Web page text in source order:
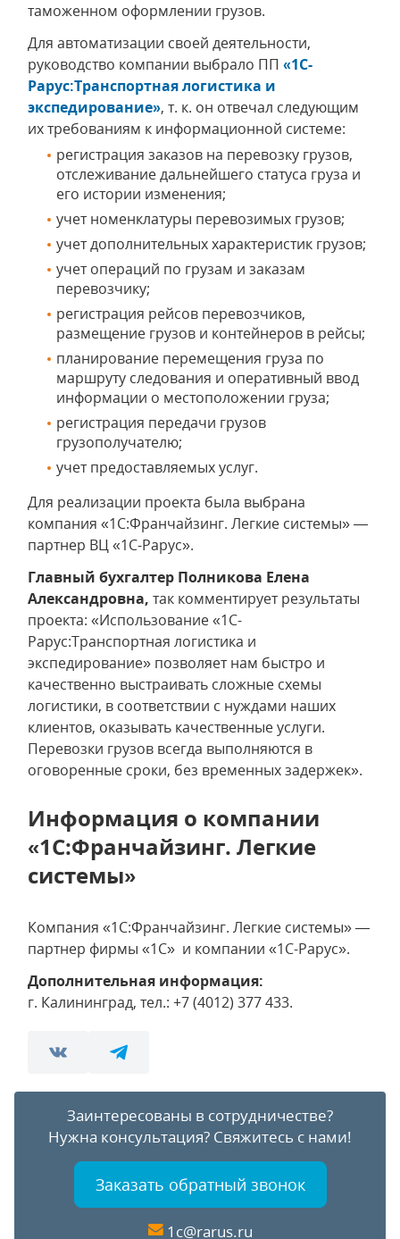
таможенном оформлении грузов.
Для автоматизации своей деятельности,
руководство компании выбрало ПП «1C-
Рарус:Транспортная логистика и
экспедирование», т. к. он отвечал следующим
их требованиям к информационной системе:
регистрация заказов на перевозку грузов,
отслеживание дальнейшего статуса груза и
его истории изменения;
учет номенклатуры перевозимых грузов;
учет дополнительных характеристик грузов;
учет операций по грузам и заказам
перевозчику;
регистрация рейсов перевозчиков,
размещение грузов и контейнеров в рейсы;
планирование перемещения груза по
маршруту следования и оперативный ввод
информации о местоположении груза;
регистрация передачи грузов
грузополучателю;
учет предоставляемых услуг.
Для реализации проекта была выбрана
компания «1С:Франчайзинг. Легкие системы» —
партнер ВЦ «1С-Рарус».
Главный бухгалтер Полникова Елена
Александровна, так комментирует результаты
проекта: «Использование «1C-
Рарус:Транспортная логистика и
экспедирование» позволяет нам быстро и
качественно выстраивать сложные схемы
логистики, в соответствии с нуждами наших
клиентов, оказывать качественные услуги.
Перевозки грузов всегда выполняются в
оговоренные сроки, без временных задержек».
Информация о компании
«1С:Франчайзинг. Легкие
системы»
Компания «1С:Франчайзинг. Легкие системы» —
партнер фирмы «1С» и компании «1С-Рарус».
Дополнительная информация:
г. Калининград, тел.: +7 (4012) 377 433.
Заинтересованы в сотрудничестве?
Нужна консультация? Свяжитесь с нами!
Заказать обратный звонок
1c@rarus.ru